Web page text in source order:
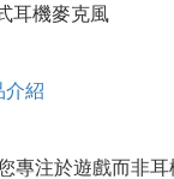
耳機麥克風
介紹
注於遊戲而非耳